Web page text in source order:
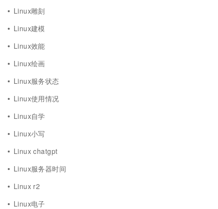
Linux雕刻
Linux建模
Linux效能
Linux绘画
Linux服务状态
Linux使用情况
Linux自学
Linux小写
Linux chatgpt
Linux服务器时间
Linux r2
Linux电子